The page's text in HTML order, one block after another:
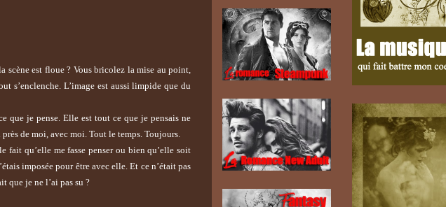
scène est floue ? Vous bricolez la mise au point,
s’enclenche. L’image est aussi limpide que du
que je pense. Elle est tout ce que je pensais ne
de moi, avec moi. Tout le temps. Toujours.
fait qu’elle me fasse penser ou bien qu’elle soit
imposée pour être avec elle. Et ce n’était pas
que je ne l’ai pas su ?